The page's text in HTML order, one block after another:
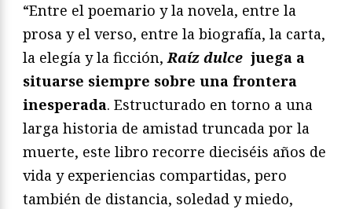
“Entre el poemario y la novela, entre la
prosa y el verso, entre la biografía, la carta,
la elegía y la ficción,Raíz dulce juega a
situarse siempre sobre una frontera
inesperada. Estructurado en torno a una
larga historia de amistad truncada por la
muerte, este libro recorre dieciséis años de
vida y experiencias compartidas, pero
también de distancia, soledad y miedo,